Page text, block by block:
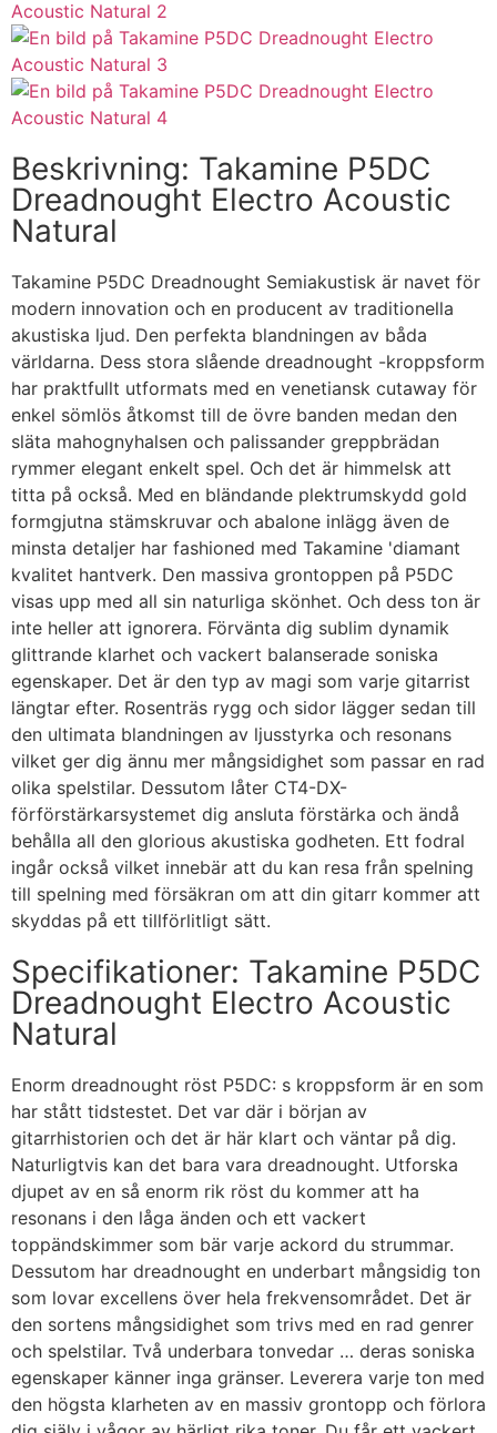
Beskrivning: Takamine P5DC
Dreadnought Electro Acoustic
Natural
Takamine P5DC Dreadnought Semiakustisk är navet för
modern innovation och en producent av traditionella
akustiska ljud. Den perfekta blandningen av båda
världarna. Dess stora slående dreadnought -kroppsform
har praktfullt utformats med en venetiansk cutaway för
enkel sömlös åtkomst till de övre banden medan den
släta mahognyhalsen och palissander greppbrädan
rymmer elegant enkelt spel. Och det är himmelsk att
titta på också. Med en bländande plektrumskydd gold
formgjutna stämskruvar och abalone inlägg även de
minsta detaljer har fashioned med Takamine 'diamant
kvalitet hantverk. Den massiva grontoppen på P5DC
visas upp med all sin naturliga skönhet. Och dess ton är
inte heller att ignorera. Förvänta dig sublim dynamik
glittrande klarhet och vackert balanserade soniska
egenskaper. Det är den typ av magi som varje gitarrist
längtar efter. Rosenträs rygg och sidor lägger sedan till
den ultimata blandningen av ljusstyrka och resonans
vilket ger dig ännu mer mångsidighet som passar en rad
olika spelstilar. Dessutom låter CT4-DX-
förförstärkarsystemet dig ansluta förstärka och ändå
behålla all den glorious akustiska godheten. Ett fodral
ingår också vilket innebär att du kan resa från spelning
till spelning med försäkran om att din gitarr kommer att
skyddas på ett tillförlitligt sätt.
Specifikationer: Takamine P5DC
Dreadnought Electro Acoustic
Natural
Enorm dreadnought röst P5DC: s kroppsform är en som
har stått tidstestet. Det var där i början av
gitarrhistorien och det är här klart och väntar på dig.
Naturligtvis kan det bara vara dreadnought. Utforska
djupet av en så enorm rik röst du kommer att ha
resonans i den låga änden och ett vackert
toppändskimmer som bär varje ackord du strummar.
Dessutom har dreadnought en underbart mångsidig ton
som lovar excellens över hela frekvensområdet. Det är
den sortens mångsidighet som trivs med en rad genrer
och spelstilar. Två underbara tonvedar … deras soniska
egenskaper känner inga gränser. Leverera varje ton med
den högsta klarheten av en massiv grontopp och förlora